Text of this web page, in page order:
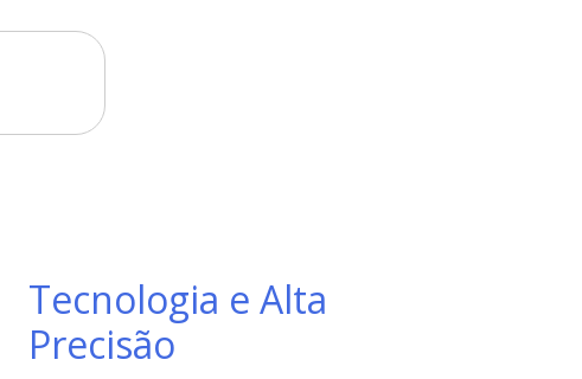
Tecnologia e Alta
Precisão